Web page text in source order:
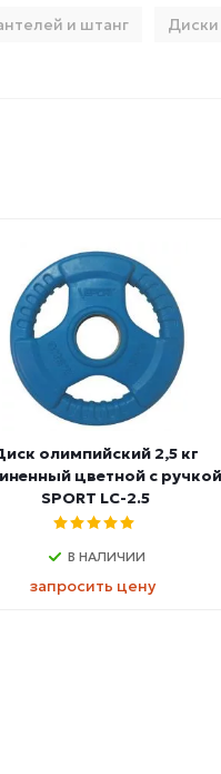
и штанг Диски
олимпийский 2,5 кг
цветной с
SPORT LC-2.5
В НАЛИЧИИ
запросить цену